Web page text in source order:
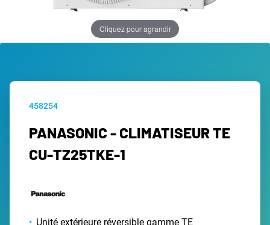
Cliquez pour agrandir
458254
PANASONIC - CLIMATISEUR TE
CU-TZ25TKE-1
Unité extérieure réversible gamme TE